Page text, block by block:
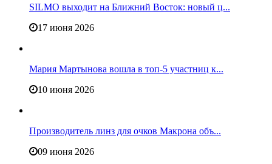
SILMO выходит на Ближний Восток: новый ц...
17 июня 2026
Мария Мартынова вошла в топ-5 участниц к...
10 июня 2026
Производитель линз для очков Макрона объ...
09 июня 2026